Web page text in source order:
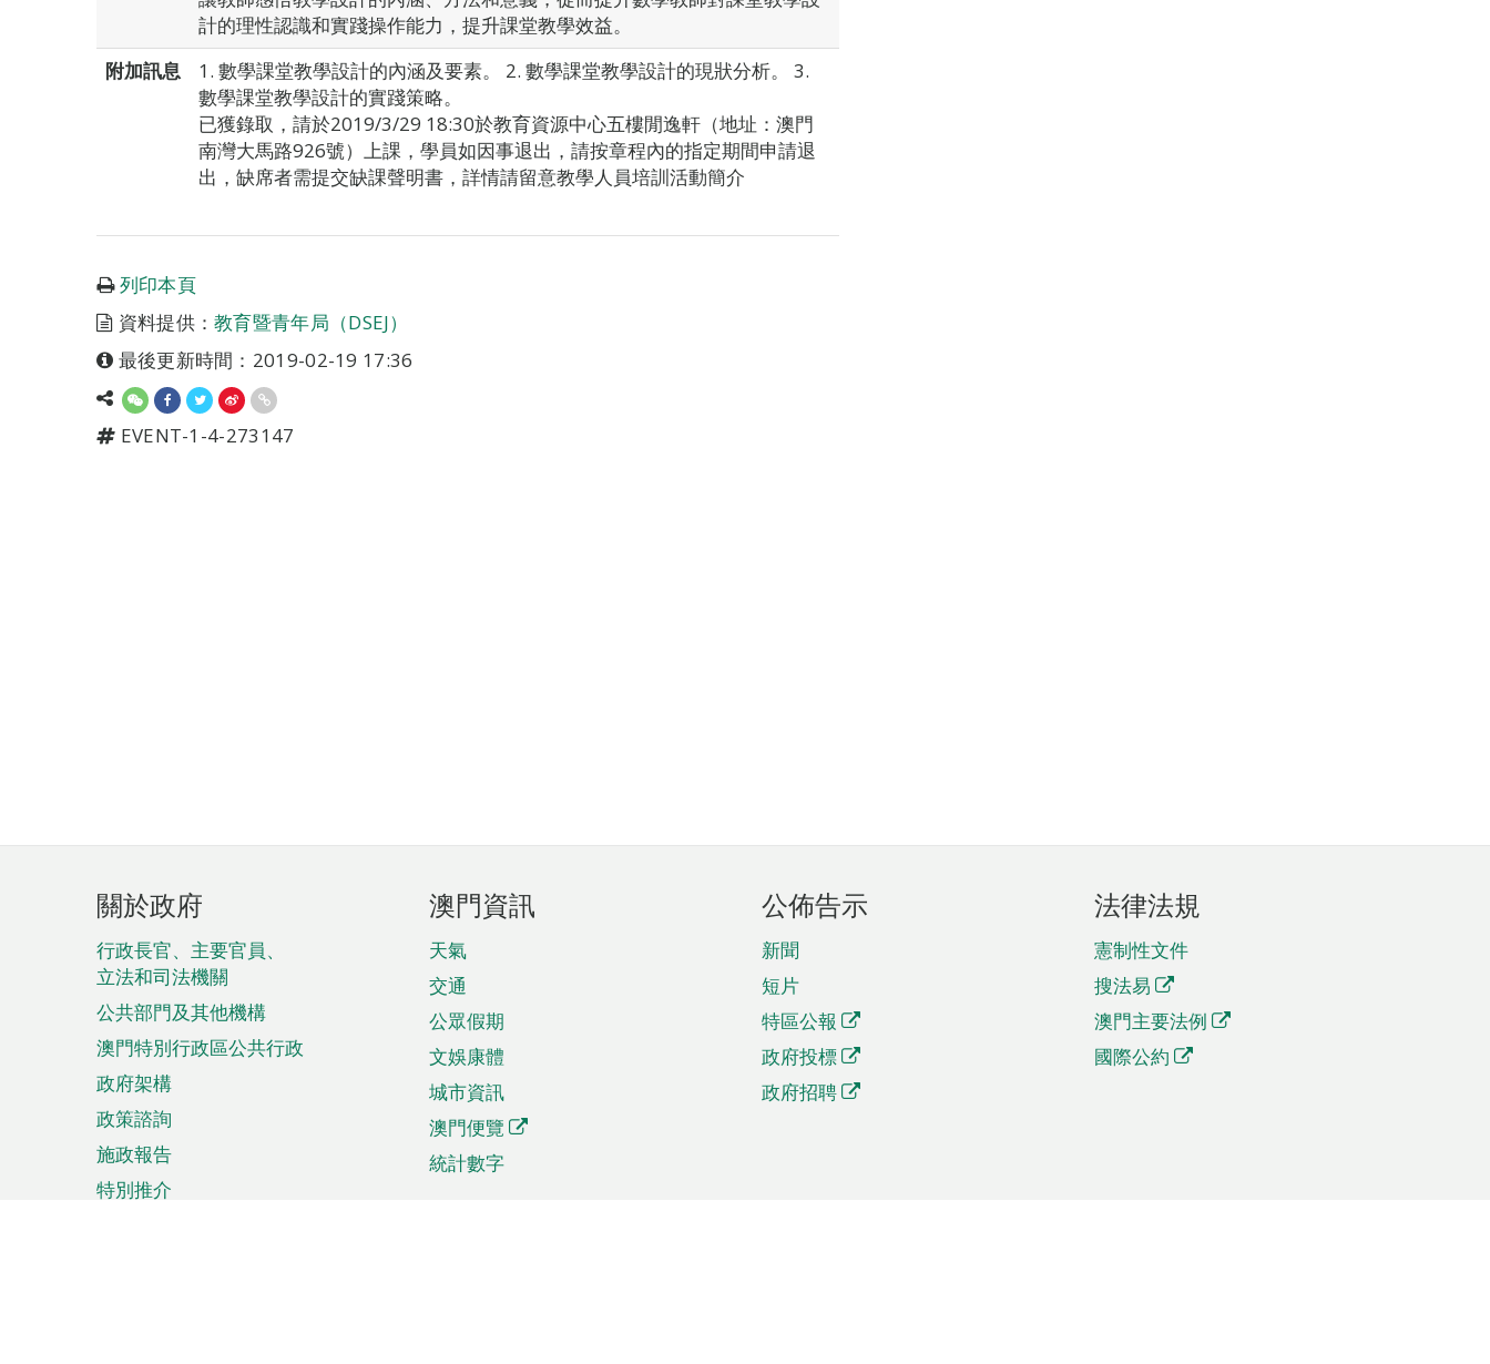
計的理性認識和實踐操作能力，提升課堂教學效益。
附加訊息
1. 數學課堂教學設計的內涵及要素。 2. 數學課堂教學設計的現狀分析。 3.
數學課堂教學設計的實踐策略。
已獲錄取，請於2019/3/29 18:30於教育資源中心五樓閒逸軒（地址：澳門
南灣大馬路926號）上課，學員如因事退出，請按章程內的指定期間申請退
出，缺席者需提交缺課聲明書，詳情請留意教學人員培訓活動簡介
列印本頁
資料提供：教育暨青年局（DSEJ）
最後更新時間：2019-02-19 17:36
EVENT-1-4-273147
頁
腳
菜
單
關於政府
行政長官、主要官員、
立法和司法機關
公共部門及其他機構
澳門特別行政區公共行政
政府架構
政策諮詢
施政報告
特別推介
澳門資訊
天氣
交通
公眾假期
文娛康體
城市資訊
澳門便覽
統計數字
公佈告示
新聞
短片
特區公報
政府投標
政府招聘
法律法規
憲制性文件
搜法易
澳門主要法例
國際公約